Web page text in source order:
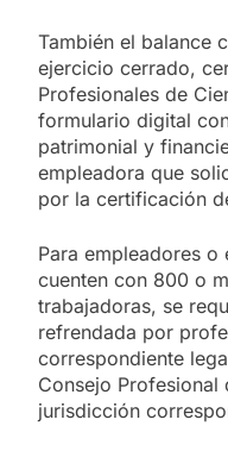
También el balance
ejercicio cerrado,
Profesionales de
formulario digital
patrimonial y
empleadora que
por la certificación
Para empleadores o
cuenten con 800 o
trabajadoras, se
refrendada por
correspondiente
Consejo Profesional
jurisdicción